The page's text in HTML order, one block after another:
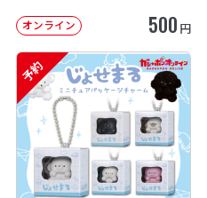
オンライン 500 円
予約